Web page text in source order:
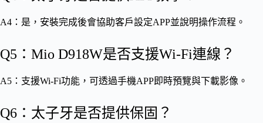
A4：是，安裝完成後會協助客戶設定APP並說明操作流程。
Q5：Mio D918W是否支援Wi-Fi連線？
A5：支援Wi-Fi功能，可透過手機APP即時預覽與下載影像。
Q6：太子牙是否提供保固？